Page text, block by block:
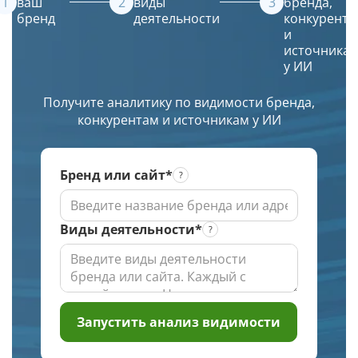
с
глубине
проверки
создаст
бренд
деятельности
и
у ИИ
Получите аналитику по видимости бренда,
конкурентам и источникам у ИИ
Бренд или сайт*
Виды деятельности*
Запустить анализ видимости